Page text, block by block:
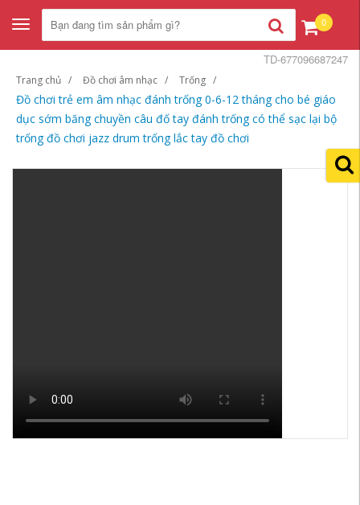
Toggle
navigation
0
Trang chủ Đồ chơi âm nhạc Trống
Đồ chơi trẻ em âm nhạc đánh trống 0-6-12 tháng cho bé giáo
dục sớm băng chuyền câu đố tay đánh trống có thể sạc lại bộ
trống đồ chơi jazz drum trống lắc tay đồ chơi
TD-677096687247